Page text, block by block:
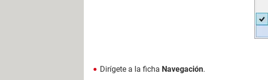
Dirígete a la ficha Navegación.